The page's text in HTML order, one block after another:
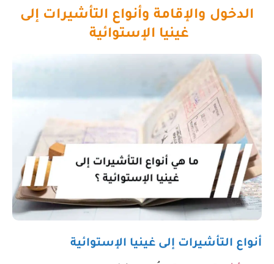
الدخول والإقامة وأنواع التأشيرات إلى
غينيا الإستوائية
أنواع التأشيرات إلى غينيا الإستوائية